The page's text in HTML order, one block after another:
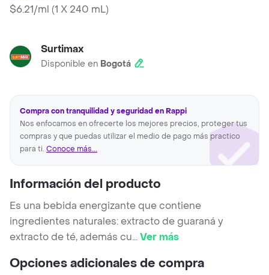
$6.21/ml (1 X 240 mL)
Surtimax
Disponible en Bogotá
Compra con tranquilidad y seguridad en Rappi
Nos enfocamos en ofrecerte los mejores precios, proteger tus
compras y que puedas utilizar el medio de pago más practico
para ti. Conoce más...
Información del producto
Es una bebida energizante que contiene
ingredientes naturales: extracto de guaraná y
extracto de té, además cu...Ver más
Opciones adicionales de compra